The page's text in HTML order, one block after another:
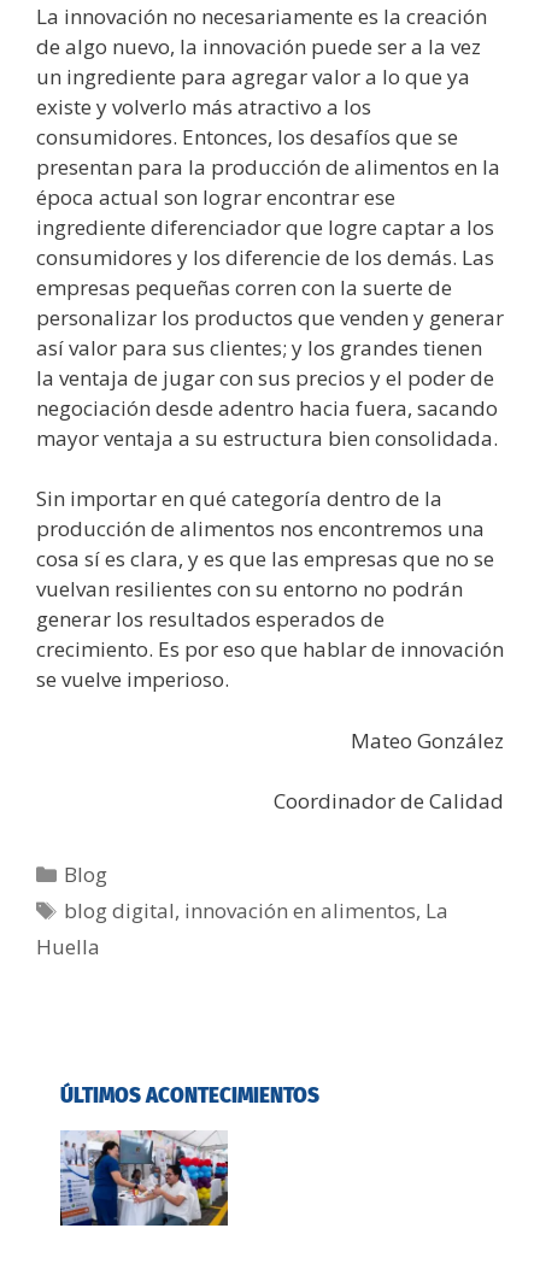
La innovación no necesariamente es la creación
de algo nuevo, la innovación puede ser a la vez
un ingrediente para agregar valor a lo que ya
existe y volverlo más atractivo a los
consumidores. Entonces, los desafíos que se
presentan para la producción de alimentos en la
época actual son lograr encontrar ese
ingrediente diferenciador que logre captar a los
consumidores y los diferencie de los demás. Las
empresas pequeñas corren con la suerte de
personalizar los productos que venden y generar
así valor para sus clientes; y los grandes tienen
la ventaja de jugar con sus precios y el poder de
negociación desde adentro hacia fuera, sacando
mayor ventaja a su estructura bien consolidada.
Sin importar en qué categoría dentro de la
producción de alimentos nos encontremos una
cosa sí es clara, y es que las empresas que no se
vuelvan resilientes con su entorno no podrán
generar los resultados esperados de
crecimiento. Es por eso que hablar de innovación
se vuelve imperioso.
Mateo González
Coordinador de Calidad
Blog
blog digital, innovación en alimentos, La
Huella
ÚLTIMOS ACONTECIMIENTOS